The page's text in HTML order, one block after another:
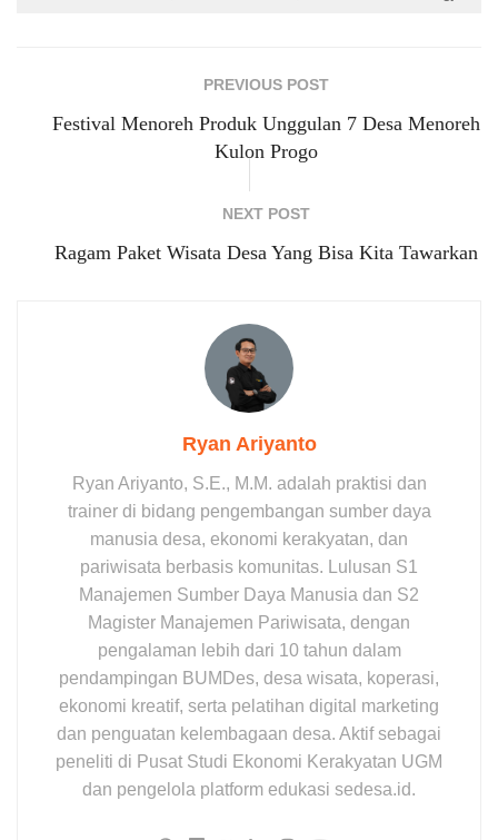
PREVIOUS POST
Festival Menoreh Produk Unggulan 7 Desa Menoreh
Kulon Progo
NEXT POST
Ragam Paket Wisata Desa Yang Bisa Kita Tawarkan
Ryan Ariyanto
Ryan Ariyanto, S.E., M.M. adalah praktisi dan
trainer di bidang pengembangan sumber daya
manusia desa, ekonomi kerakyatan, dan
pariwisata berbasis komunitas. Lulusan S1
Manajemen Sumber Daya Manusia dan S2
Magister Manajemen Pariwisata, dengan
pengalaman lebih dari 10 tahun dalam
pendampingan BUMDes, desa wisata, koperasi,
ekonomi kreatif, serta pelatihan digital marketing
dan penguatan kelembagaan desa. Aktif sebagai
peneliti di Pusat Studi Ekonomi Kerakyatan UGM
dan pengelola platform edukasi sedesa.id.